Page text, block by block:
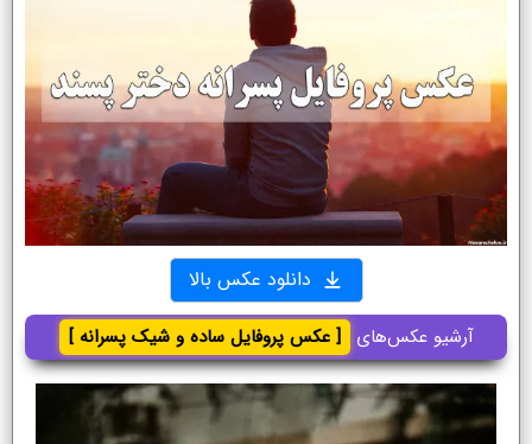
دانلود عکس بالا
آرشیو عکس‌های [ عکس پروفایل ساده و شیک پسرانه ]